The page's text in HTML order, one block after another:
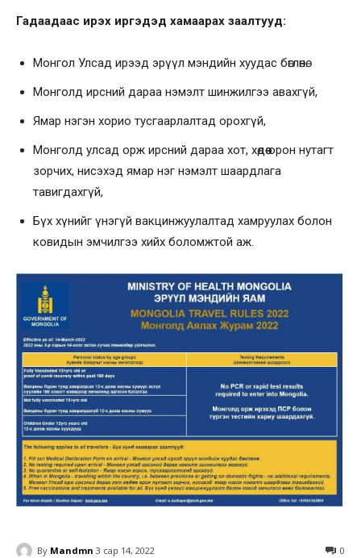
Гадаадаас ирэх иргэдэд хамаарах заалтууд:
Монгол Улсад ирээд эрүүл мэндийн хуудас бөглөнө.
Монголд ирсний дараа нэмэлт шинжилгээ авахгүй,
Ямар нэгэн хорио тусгаарлалтад орохгүй,
Монголд улсад орж ирсний дараа хот, хөдөө орон нутагт
зорчих, нисэхэд ямар нэг нэмэлт шаардлага
тавигдахгүй,
Бүх хүнийг үнэгүй вакцинжуулалтад хамруулах болон
ковидын эмчилгээ хийх боломжтой аж.
By Mandmn 3 сар 14, 2022 0